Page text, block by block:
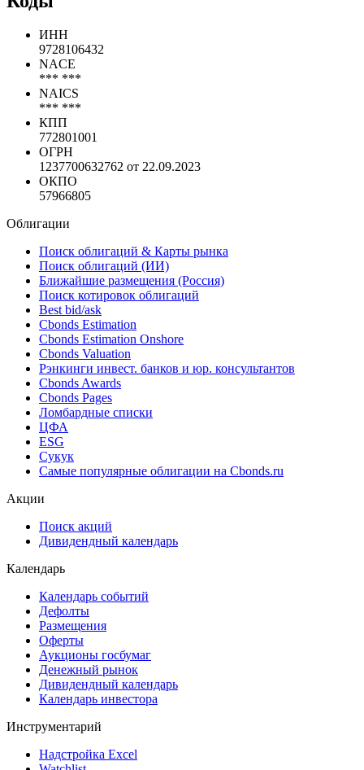
Коды
ИНН
9728106432
NACE
*** ***
NAICS
*** ***
КПП
772801001
1237700632762 от 22.09.2023
57966805
Облигации
Поиск облигаций & Карты рынка
Поиск облигаций (ИИ)
Ближайшие размещения (Россия)
Поиск котировок облигаций
Best bid/ask
Cbonds Estimation
Cbonds Estimation Onshore
Cbonds Valuation
Рэнкинги инвест. банков и юр. консультантов
Cbonds Awards
Cbonds Pages
Ломбардные списки
ESG
Самые популярные облигации на Cbonds.ru
Дивидендный календарь
Календарь
Календарь событий
Дефолты
Размещения
Оферты
Денежный рынок
Календарь инвестора